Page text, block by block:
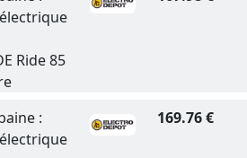
Ride 85
:
169.76 €